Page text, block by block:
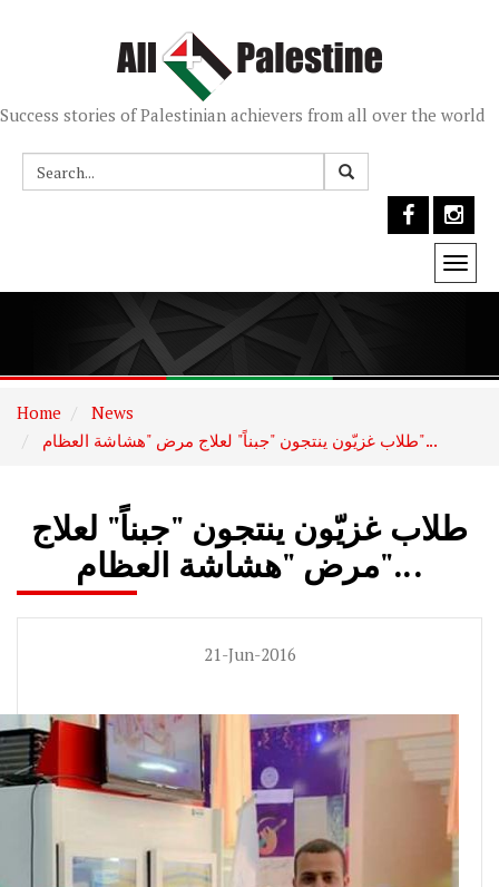
Success stories of Palestinian achievers from all over the world
Home
News
طلاب غزيّون ينتجون "جبناً" لعلاج مرض "هشاشة العظام"...
طلاب غزيّون ينتجون "جبناً" لعلاج
مرض "هشاشة العظام"...
21-Jun-2016